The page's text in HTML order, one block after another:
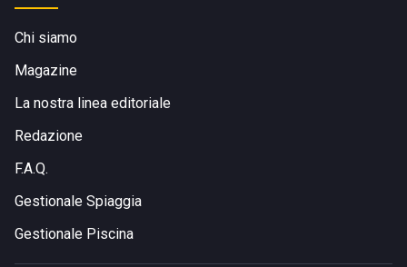
Chi siamo
Magazine
La nostra linea editoriale
Redazione
F.A.Q.
Gestionale Spiaggia
Gestionale Piscina